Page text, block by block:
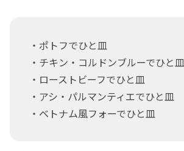
・ポトフでひと皿
・チキン・コルドンブルーでひと皿
・ローストビーフでひと皿
・アシ・パルマンティエでひと皿
・ベトナム風フォーでひと皿